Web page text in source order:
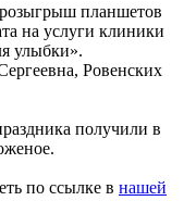
планшетов
на услуги клиники
улыбки».
Ровенских
получили в
по ссылке в нашей